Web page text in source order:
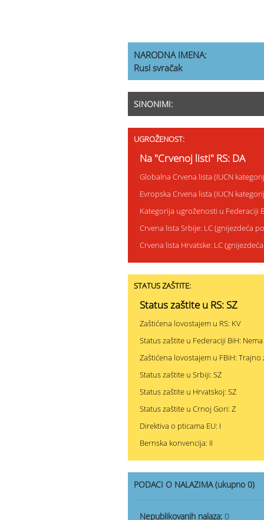
NARODNA IMENA:
Rusi svračak
SINONIMI:
UGROŽENOST:
Na "Crvenoj listi" RS: DA
Globalna Crvena lista (IUCN
Evropska Crvena lista (IUCN
Kategorija ugroženosti u Federaciji
Crvena lista Srbije: LC (gnijezdeća
Crvena lista Hrvatske: LC
STATUS ZAŠTITE:
Status zaštite u RS: SZ
Zaštićena lovostajem u RS: KV
Status zaštite u Federaciji BiH: Nema
Zaštićena lovostajem u FBiH: Trajno
Status zaštite u Srbiji: SZ
Status zaštite u Hrvatskoj: SZ
Status zaštite u Crnoj Gori: Z
Direktiva o pticama EU: I
Bernska konvencija: II
PODACI O NALAZIMA (ukupno 0)
Nepublikovanih nalaza: 0